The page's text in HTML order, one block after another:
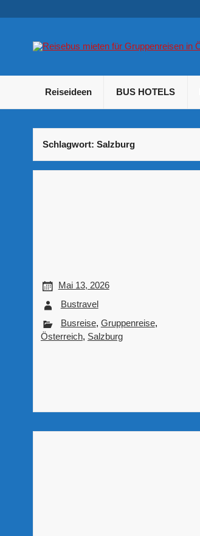
Reiseideen BUS HOTELS
Schlagwort: Salzburg
Mai 13, 2026
Bustravel
Busreise, Gruppenreise,
Österreich, Salzburg